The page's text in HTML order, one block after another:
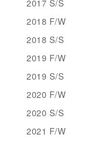
2017 S/S
2018 F/W
2018 S/S
2019 F/W
2019 S/S
2020 F/W
2020 S/S
2021 F/W